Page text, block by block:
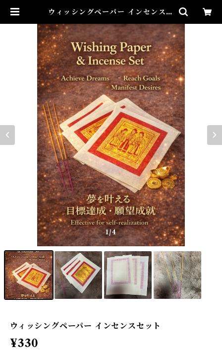
ウィッシングペーパー インセンスセ
ミスティカル マダムアイリスの風
水・本格白魔術
1/4
ウィッシングペーパー インセンスセット
¥330